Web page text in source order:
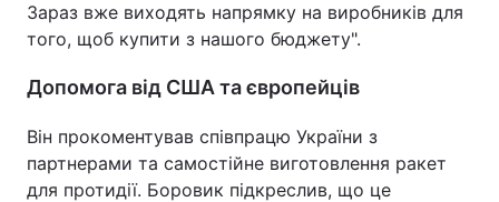
Зараз вже виходять напрямку на виробників для
того, щоб купити з нашого бюджету".
Допомога від США та європейців
Він прокоментував співпрацю України з
партнерами та самостійне виготовлення ракет
для протидії. Боровик підкреслив, що це